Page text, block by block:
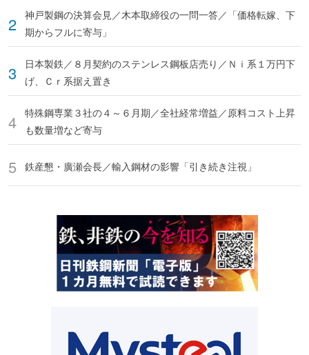
神戸製鋼の決算会見／木本取締役の一問一答／「価格転嫁、下
期からフルに寄与」
日本製鉄／８月契約のステンレス鋼板店売り／Ｎｉ系１万円下
げ、Ｃｒ系据え置き
特殊鋼専業３社の４～６月期／全社経常増益／原料コスト上昇
も数量増など寄与
鉄産懇・廣瀬会長／輸入鋼材の影響「引き続き注視」